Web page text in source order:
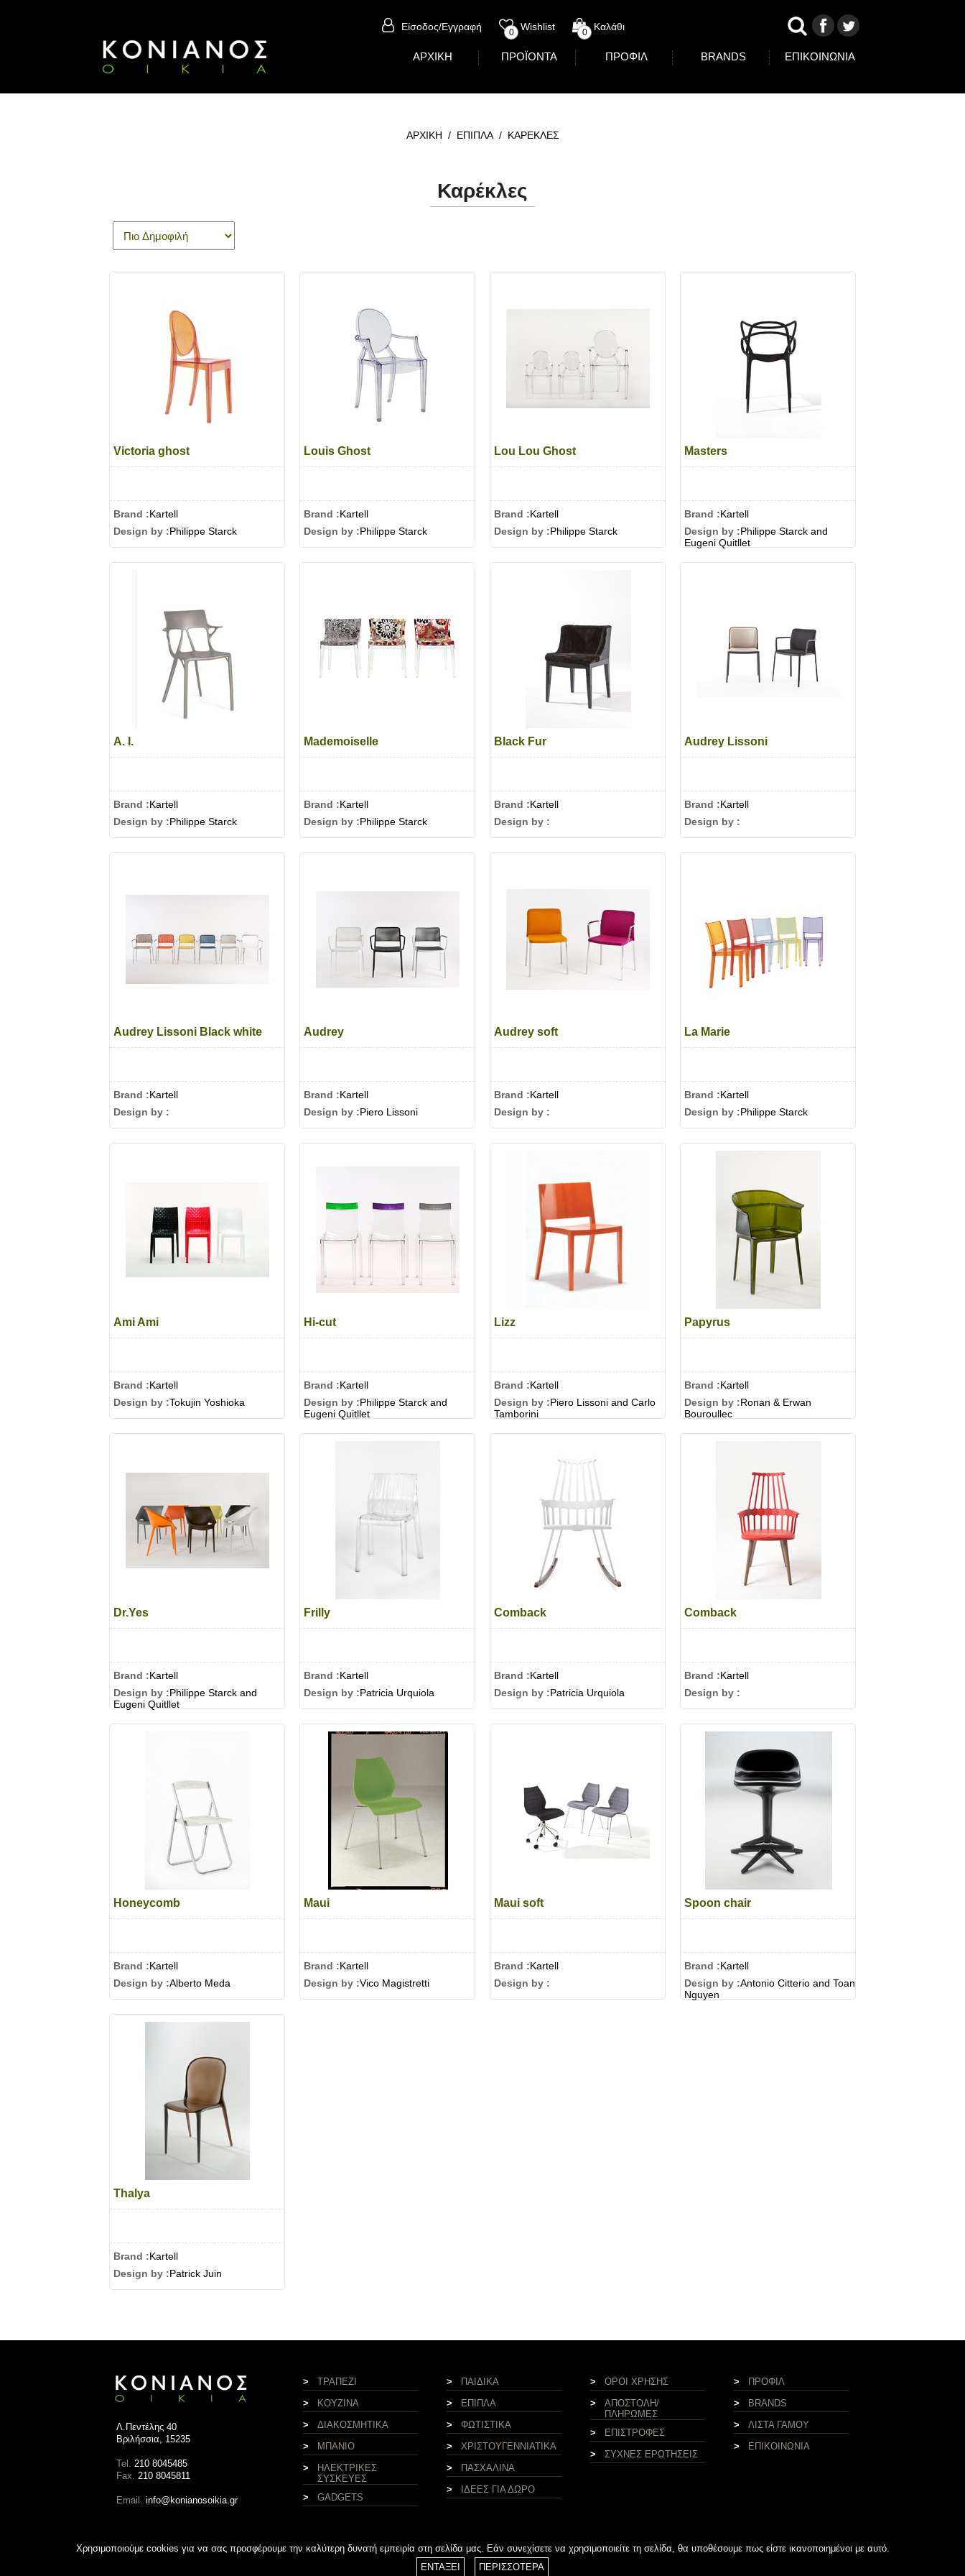
Είσοδος/Εγγραφή Wishlist
0 Καλάθι
0
ΑΡΧΙΚΗ ΠΡΟΪΟΝΤΑ ΠΡΟΦΙΛ BRANDS ΕΠΙΚΟΙΝΩΝΙΑ
ΑΡΧΙΚΗ / ΕΠΙΠΛΑ/ ΚΑΡΕΚΛΕΣ
Καρέκλες
Victoria ghost
Brand :Kartell
Design by :Philippe Starck
Louis Ghost
Brand :Kartell
Design by :Philippe Starck
Lou Lou Ghost
Brand :Kartell
Design by :Philippe Starck
Masters
Brand :Kartell
Design by :Philippe Starck and
Eugeni Quitllet
A. I.
Brand :Kartell
Design by :Philippe Starck
Mademoiselle
Brand :Kartell
Design by :Philippe Starck
Black Fur
Brand :Kartell
Design by :
Audrey Lissoni
Brand :Kartell
Design by :
Audrey Lissoni Black white
Brand :Kartell
Design by :
Audrey
Brand :Kartell
Design by :Piero Lissoni
Audrey soft
Brand :Kartell
Design by :
La Marie
Brand :Kartell
Design by :Philippe Starck
Ami Ami
Brand :Kartell
Design by :Tokujin Yoshioka
Hi-cut
Brand :Kartell
Design by :Philippe Starck and
Eugeni Quitllet
Lizz
Brand :Kartell
Design by :Piero Lissoni and Carlo
Tamborini
Papyrus
Brand :Kartell
Design by :Ronan & Erwan
Bouroullec
Dr.Yes
Brand :Kartell
Design by :Philippe Starck and
Eugeni Quitllet
Frilly
Brand :Kartell
Design by :Patricia Urquiola
Comback
Brand :Kartell
Design by :Patricia Urquiola
Comback
Brand :Kartell
Design by :
Honeycomb
Brand :Kartell
Design by :Alberto Meda
Maui
Brand :Kartell
Design by :Vico Magistretti
Maui soft
Brand :Kartell
Design by :
Spoon chair
Brand :Kartell
Design by :Antonio Citterio and Toan
Nguyen
Thalya
Brand :Kartell
Design by :Patrick Juin
Λ.Πεντέλης 40
Βριλήσσια, 15235
Tel. 210 8045485
Fax. 210 8045811
Email. info@konianosoikia.gr
>
ΤΡΑΠΕΖΙ
>
ΚΟΥΖΙΝΑ
>
ΔΙΑΚΟΣΜΗΤΙΚΑ
>
ΜΠΑΝΙΟ
>
ΗΛΕΚΤΡΙΚΕΣ
ΣΥΣΚΕΥΕΣ
>
GADGETS
>
ΠΑΙΔΙΚΑ
>
ΕΠΙΠΛΑ
>
ΦΩΤΙΣΤΙΚΑ
>
ΧΡΙΣΤΟΥΓΕΝΝΙΑΤΙΚΑ
>
ΠΑΣΧΑΛΙΝΑ
>
ΙΔΕΕΣ ΓΙΑ ΔΩΡΟ
>
ΟΡΟΙ ΧΡΗΣΗΣ
>
ΑΠΟΣΤΟΛΗ/
ΠΛΗΡΩΜΕΣ
>
ΕΠΙΣΤΡΟΦΕΣ
>
ΣΥΧΝΕΣ ΕΡΩΤΗΣΕΙΣ
>
ΠΡΟΦΙΛ
>
BRANDS
>
ΛΙΣΤΑ ΓΑΜΟΥ
>
ΕΠΙΚΟΙΝΩΝΙΑ
Design & development byweballey.gr
Χρησιμοποιούμε cookies για να σας προσφέρουμε την καλύτερη δυνατή εμπειρία στη σελίδα μας. Εάν συνεχίσετε να χρησιμοποιείτε τη σελίδα, θα υποθέσουμε πως είστε ικανοποιημένοι με αυτό.
ΕΝΤΑΞΕΙ
ΠΕΡΙΣΣΟΤΕΡΑ